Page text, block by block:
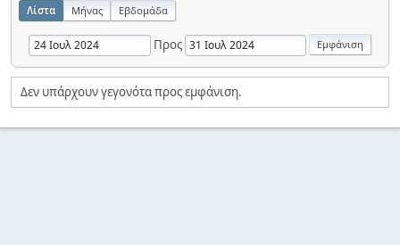
Λίστα Μήνας Εβδομάδα
Προς
Δεν υπάρχουν γεγονότα προς εμφάνιση.